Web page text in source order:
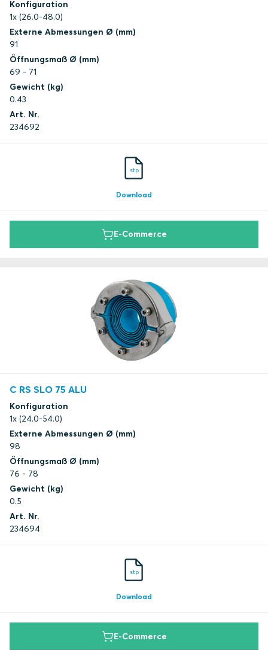
Konfiguration
1x (26.0-48.0)
Externe Abmessungen Ø (mm)
91
Öffnungsmaß Ø (mm)
69 - 71
Gewicht (kg)
0.43
Art. Nr.
234692
stp
Download
E-Commerce
C RS SLO 75 ALU
Konfiguration
1x (24.0-54.0)
Externe Abmessungen Ø (mm)
98
Öffnungsmaß Ø (mm)
76 - 78
Gewicht (kg)
0.5
Art. Nr.
234694
stp
Download
E-Commerce